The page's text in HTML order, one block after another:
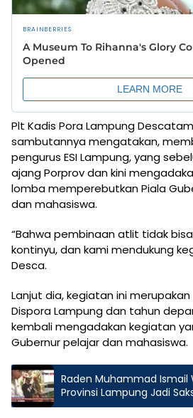
Plt Kadis Pora Lampung
sambutannya mengatakan,
pengurus ESI Lampung, yang
ajang Porprov dan kini
lomba memperebutkan Piala
dan mahasiswa.
“Bahwa pembinaan atlit tidak
kontinyu, dan kami mendukung
Desca.
Lanjut dia, kegiatan ini
Dispora Lampung dan tahun
kembali mengadakan kegiatan
Gubernur pelajar dan mahasiswa.
Raden Muhammad Ismail
Provinsi Lampung Jadi
Pernikahan Arman dan